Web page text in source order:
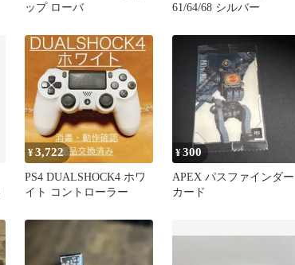
ップ ローバ
61/64/68 シルバー
¥3,722
PS4 DUALSHOCK4 ホワ
イト コントローラー
¥300
APEX パスファインダー
カード